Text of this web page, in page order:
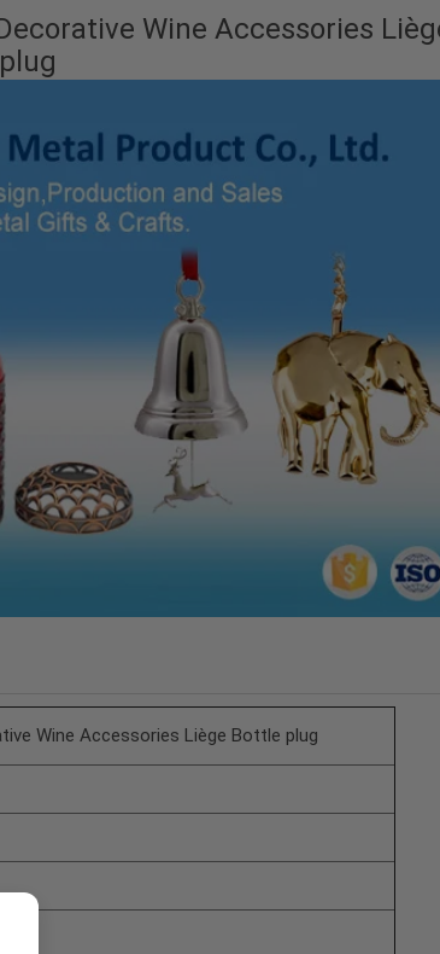
Wine Accessories
Wine Accessories Liège Bottle plug